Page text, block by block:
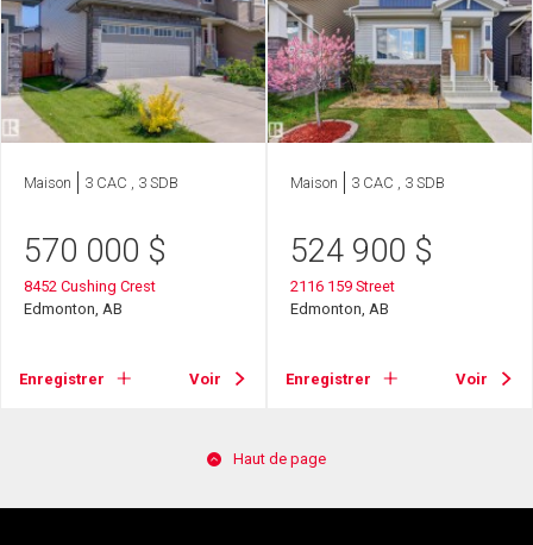
Maison 3 CAC , 3 SDB
570 000 $
8452 Cushing Crest
Edmonton, AB
Enregistrer Voir
Maison 3 CAC , 3 SDB
524 900 $
2116 159 Street
Edmonton, AB
Enregistrer Voir
Haut de page